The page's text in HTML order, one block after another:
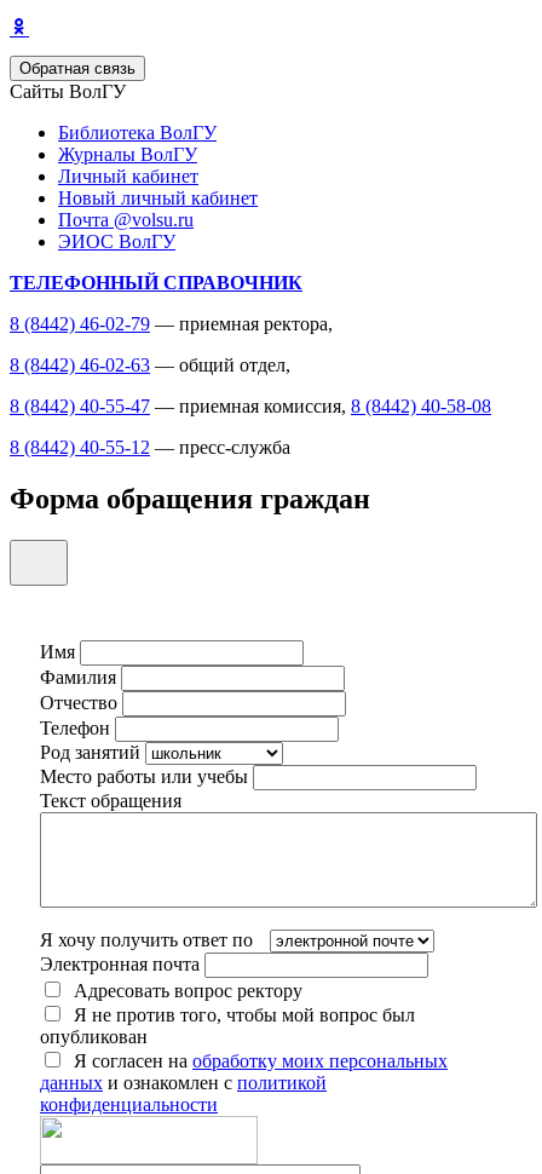
Обратная связь
Сайты ВолГУ
Библиотека ВолГУ
Журналы ВолГУ
Личный кабинет
Новый личный кабинет
Почта @volsu.ru
ЭИОС ВолГУ
ТЕЛЕФОННЫЙ СПРАВОЧНИК
8 (8442) 46-02-79 — приемная ректора,
8 (8442) 46-02-63 — общий отдел,
8 (8442) 40-55-47 — приемная комиссия, 8 (8442) 40-58-08
8 (8442) 40-55-12 — пресс-служба
Форма обращения граждан
Имя
Фамилия
Отчество
Телефон
Род занятий
Место работы или учебы
Текст обращения
Я хочу получить ответ по
Электронная почта
Адресовать вопрос ректору
Я не против того, чтобы мой вопрос был
опубликован
Я согласен на обработку моих персональных
данных и ознакомлен с политикой
конфиденциальности